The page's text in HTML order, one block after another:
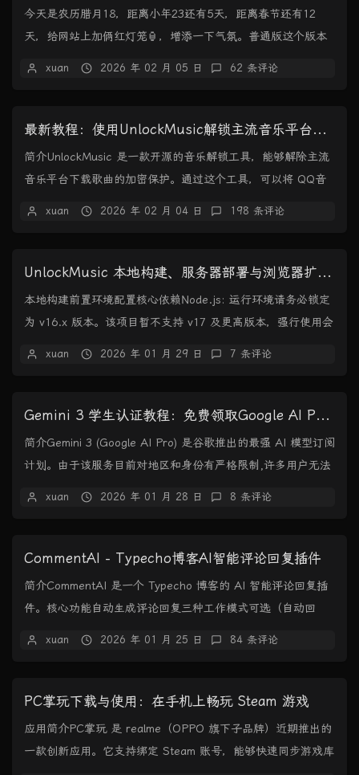
今天是农历腊月18，距离小年23还有5天，距离春节还有12
天，给网站上加俩红灯笼🏮，增添一下气氛。普通版这个版本
xuan 2026 年 02 月 05 日 62 条评论
最新教程：使用UnlockMusic解锁主流音乐平台VIP歌曲的加密保护
简介UnlockMusic 是一款开源的音乐解锁工具，能够解除主流
音乐平台下载歌曲的加密保护。通过这个工具，可以将 QQ音
xuan 2026 年 02 月 04 日 198 条评论
UnlockMusic 本地构建、服务器部署与浏览器扩展制作教程
本地构建前置环境配置核心依赖Node.js: 运行环境请务必锁定
为 v16.x 版本。该项目暂不支持 v17 及更高版本，强行使用会
xuan 2026 年 01 月 29 日 7 条评论
Gemini 3 学生认证教程：免费领取Google AI Pro全部福利
简介Gemini 3 (Google AI Pro) 是谷歌推出的最强 AI 模型订阅
计划。由于该服务目前对地区和身份有严格限制,许多用户无法
xuan 2026 年 01 月 28 日 8 条评论
CommentAI - Typecho博客AI智能评论回复插件
简介CommentAI 是一个 Typecho 博客的 AI 智能评论回复插
件。核心功能自动生成评论回复三种工作模式可选（自动回
xuan 2026 年 01 月 25 日 84 条评论
PC掌玩下载与使用：在手机上畅玩 Steam 游戏
应用简介PC掌玩 是 realme（OPPO 旗下子品牌）近期推出的
一款创新应用。它支持绑定 Steam 账号，能够快速同步游戏库